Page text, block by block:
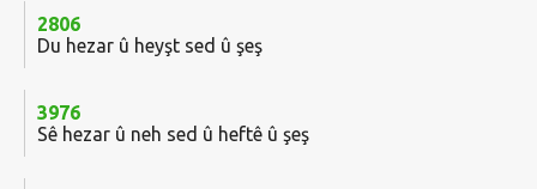
2806
Du hezar û heyşt sed û şeş
3976
Sê hezar û neh sed û heftê û şeş